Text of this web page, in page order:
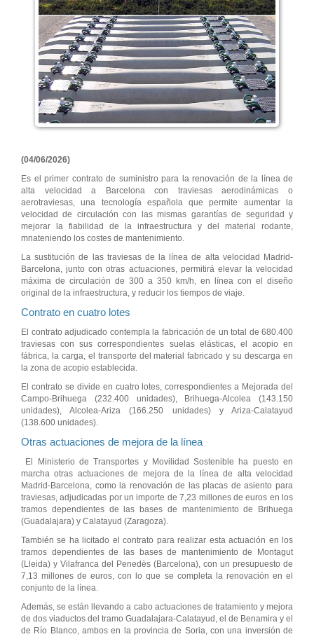
(04/06/2026)
Es el primer contrato de suministro para la renovación de la línea de
alta velocidad a Barcelona con traviesas aerodinámicas o
aerotraviesas, una tecnología española que permite aumentar la
velocidad de circulación con las mismas garantías de seguridad y
mejorar la fiabilidad de la infraestructura y del material rodante,
mnateniendo los costes de mantenimiento.
La sustitución de las traviesas de la línea de alta velocidad Madrid-
Barcelona, junto con otras actuaciones, permitirá elevar la velocidad
máxima de circulación de 300 a 350 km/h, en línea con el diseño
original de la infraestructura, y reducir los tiempos de viaje.
Contrato en cuatro lotes
El contrato adjudicado contempla la fabricación de un total de 680.400
traviesas con sus correspondientes suelas elásticas, el acopio en
fábrica, la carga, el transporte del material fabricado y su descarga en
la zona de acopio establecida.
El contrato se divide en cuatro lotes, correspondientes a Mejorada del
Campo-Brihuega (232.400 unidades), Brihuega-Alcolea (143.150
unidades), Alcolea-Ariza (166.250 unidades) y Ariza-Calatayud
(138.600 unidades).
Otras actuaciones de mejora de la línea
El Ministerio de Transportes y Movilidad Sostenible ha puesto en
marcha otras actuaciones de mejora de la línea de alta velocidad
Madrid-Barcelona, como la renovación de las placas de asiento para
traviesas, adjudicadas por un importe de 7,23 millones de euros en los
tramos dependientes de las bases de mantenimiento de Brihuega
(Guadalajara) y Calatayud (Zaragoza).
También se ha licitado el contrato para realizar esta actuación en los
tramos dependientes de las bases de mantenimiento de Montagut
(Lleida) y Vilafranca del Penedès (Barcelona), con un presupuesto de
7,13 millones de euros, con lo que se completa la renovación en el
conjunto de la línea.
Además, se están llevando a cabo actuaciones de tratamiento y mejora
de dos viaductos del tramo Guadalajara-Calatayud, el de Benamira y el
de Río Blanco, ambos en la provincia de Soria, con una inversión de